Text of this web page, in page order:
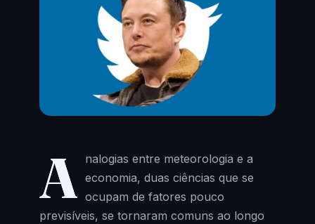
A nalogias entre meteorologia e a
economia, duas ciências que se
ocupam de fatores pouco
previsíveis, se tornaram comuns ao longo